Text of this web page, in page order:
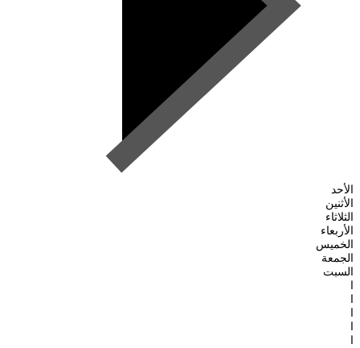
الأحد
الأثنين
الثلاثاء
الأربعاء
الخميس
الجمعة
السبت